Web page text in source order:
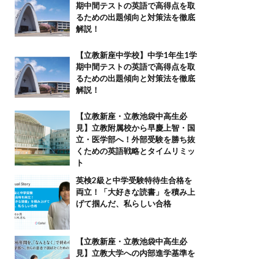
期中間テストの英語で高得点を取
るための出題傾向と対策法を徹底
解説！
【立教新座中学校】中学1年生1学
期中間テストの英語で高得点を取
るための出題傾向と対策法を徹底
解説！
【立教新座・立教池袋中高生必
見】立教附属校から早慶上智・国
立・医学部へ！外部受験を勝ち抜
くための英語戦略とタイムリミッ
ト
英検2級と中学受験特待生合格を
両立！「大好きな読書」を積み上
げて掴んだ、私らしい合格
【立教新座・立教池袋中高生必
見】立教大学への内部進学基準を